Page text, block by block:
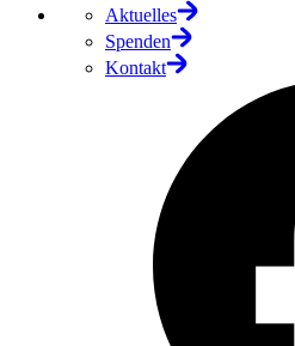
Aktuelles
Spenden
Kontakt